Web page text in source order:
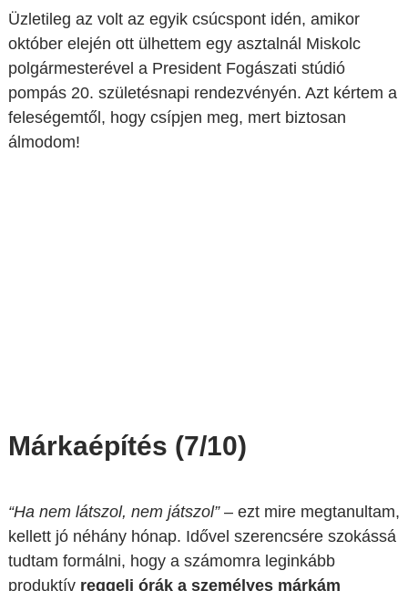
Üzletileg az volt az egyik csúcspont idén, amikor
október elején ott ülhettem egy asztalnál Miskolc
polgármesterével a President Fogászati stúdió
pompás 20. születésnapi rendezvényén. Azt kértem a
feleségemtől, hogy csípjen meg, mert biztosan
álmodom!
Márkaépítés (7/10)
“Ha nem látszol, nem játszol” – ezt mire megtanultam,
kellett jó néhány hónap. Idővel szerencsére szokássá
tudtam formálni, hogy a számomra leginkább
produktív reggeli órák a személyes márkám